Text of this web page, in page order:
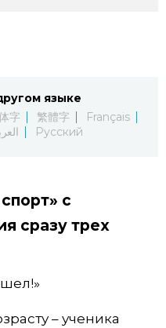
языке
字 繁體字
Français
Русский
с
сразу трех
– ученика